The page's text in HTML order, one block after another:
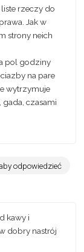
rzeczy do
Jak w
strony neich
pol godziny
na pare
wytrzymuje
czasami
odpowiedzieć
kawy i
dobry nastrój